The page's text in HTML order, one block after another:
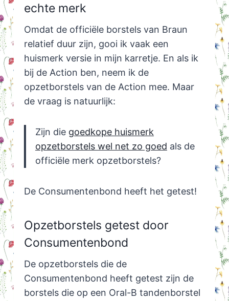
echte merk
Omdat de officiële borstels van Braun
relatief duur zijn, gooi ik vaak een
huismerk versie in mijn karretje. En als ik
bij de Action ben, neem ik de
opzetborstels van de Action mee. Maar
de vraag is natuurlijk:
Zijn die goedkope huismerk
opzetborstels wel net zo goed als de
officiële merk opzetborstels?
De Consumentenbond heeft het getest!
Opzetborstels getest door
Consumentenbond
De opzetborstels die de
Consumentenbond heeft getest zijn de
borstels die op een Oral-B tandenborstel